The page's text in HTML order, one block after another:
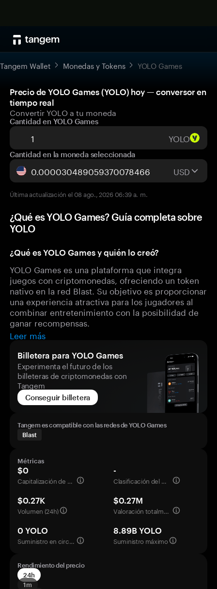
Tangem Wallet Monedas y Tokens YOLO Games
Precio de YOLO Games (YOLO) hoy — conversor en
tiempo real
Convertir YOLO a tu moneda
Cantidad en YOLO Games
YOLO
Cantidad en la moneda seleccionada
USD
Última actualización el 08 ago., 2026 06:39 a. m.
¿Qué es YOLO Games? Guía completa sobre
YOLO
¿Qué es YOLO Games y quién lo creó?
YOLO Games es una plataforma que integra
juegos con criptomonedas, ofreciendo un token
nativo en la red Blast. Su objetivo es proporcionar
una experiencia atractiva para los jugadores al
combinar entretenimiento con la posibilidad de
ganar recompensas.
Leer más
Billetera para YOLO Games
Experimenta el futuro de los
billeteras de criptomonedas con
Tangem
Conseguir billetera
Tangem es compatible con las redes de YOLO Games
Blast
Métricas
$0
Capitalización de mercado
-
Clasificación del mercado
$0.27K
Volumen (24h)
$0.27M
Valoración totalmente diluida
0 YOLO
Suministro en circulación
8.89B YOLO
Suministro máximo
Rendimiento del precio
24h
1m